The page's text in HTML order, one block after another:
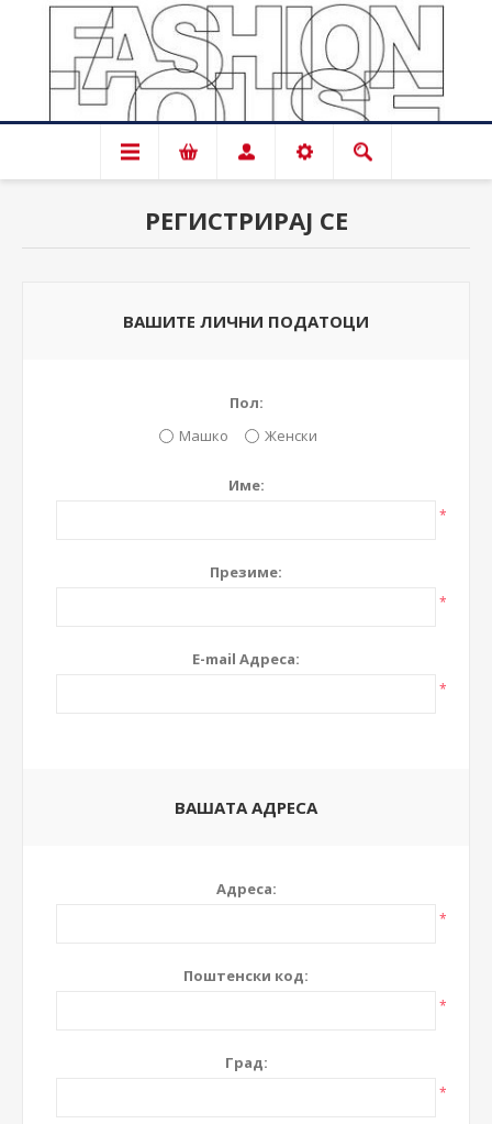
РЕГИСТРИРАЈ СЕ
ВАШИТЕ ЛИЧНИ ПОДАТОЦИ
Пол:
Машко
Женски
Име:
*
Презиме:
*
E-mail Адреса:
*
ВАШАТА АДРЕСА
Адреса:
*
Поштенски код:
*
Град:
*